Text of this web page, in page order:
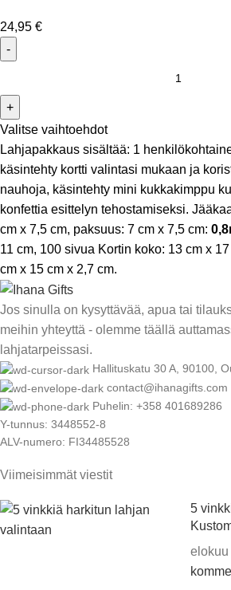
24,95 €
Valitse vaihtoehdot
Lahjapakkaus sisältää: 1
käsintehty kortti valintasi mukaan ja
nauhoja, käsintehty mini kukkakimppu
konfettia esittelyn tehostamiseksi.
cm x 7,5 cm, paksuus: 7 cm x 7,5 cm:
11 cm, 100 sivua Kortin koko: 13 cm x
cm x 15 cm x 2,7 cm.
Jos sinulla on kysyttävää, apua tai
meihin yhteyttä - olemme täällä
lahjatarpeissasi.
Hallituskatu 30 A, 90100,
contact@ihanagifts.com
Puhelin: +358 401689286
Y-tunnus: 3448552-8
ALV-numero: FI34485528
Viimeisimmät viestit
5
elokuu